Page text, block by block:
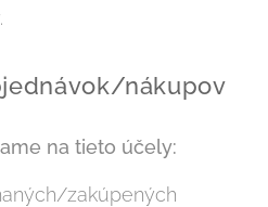
nákupov
na tieto účely:
zakúpených